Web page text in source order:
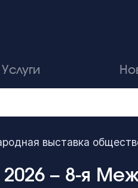
Услуги
выставка
– 8-я